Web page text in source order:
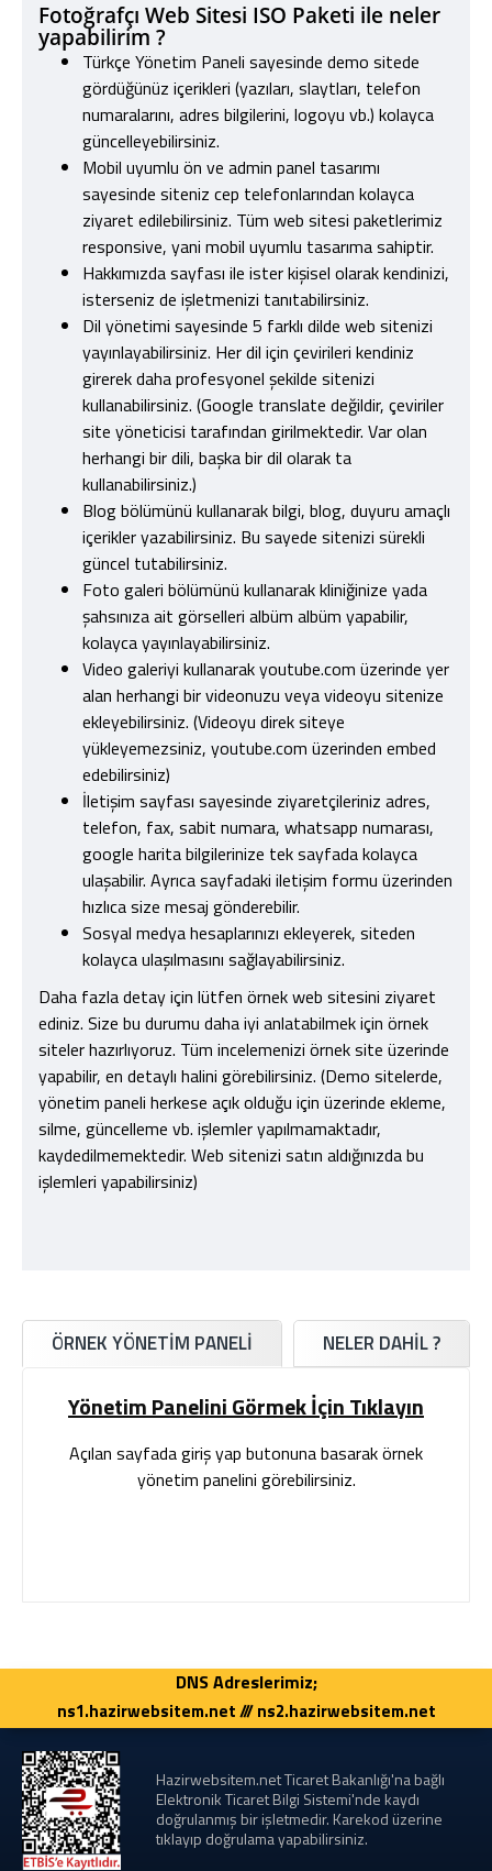
Fotoğrafçı Web Sitesi ISO Paketi ile neler
yapabilirim ?
Türkçe Yönetim Paneli sayesinde demo sitede
gördüğünüz içerikleri (yazıları, slaytları, telefon
numaralarını, adres bilgilerini, logoyu vb.) kolayca
güncelleyebilirsiniz.
Mobil uyumlu ön ve admin panel tasarımı
sayesinde siteniz cep telefonlarından kolayca
ziyaret edilebilirsiniz. Tüm web sitesi paketlerimiz
responsive, yani mobil uyumlu tasarıma sahiptir.
Hakkımızda sayfası ile ister kişisel olarak kendinizi,
isterseniz de işletmenizi tanıtabilirsiniz.
Dil yönetimi sayesinde 5 farklı dilde web sitenizi
yayınlayabilirsiniz. Her dil için çevirileri kendiniz
girerek daha profesyonel şekilde sitenizi
kullanabilirsiniz. (Google translate değildir, çeviriler
site yöneticisi tarafından girilmektedir. Var olan
herhangi bir dili, başka bir dil olarak ta
kullanabilirsiniz.)
Blog bölümünü kullanarak bilgi, blog, duyuru amaçlı
içerikler yazabilirsiniz. Bu sayede sitenizi sürekli
güncel tutabilirsiniz.
Foto galeri bölümünü kullanarak kliniğinize yada
şahsınıza ait görselleri albüm albüm yapabilir,
kolayca yayınlayabilirsiniz.
Video galeriyi kullanarak youtube.com üzerinde yer
alan herhangi bir videonuzu veya videoyu sitenize
ekleyebilirsiniz. (Videoyu direk siteye
yükleyemezsiniz, youtube.com üzerinden embed
edebilirsiniz)
İletişim sayfası sayesinde ziyaretçileriniz adres,
telefon, fax, sabit numara, whatsapp numarası,
google harita bilgilerinize tek sayfada kolayca
ulaşabilir. Ayrıca sayfadaki iletişim formu üzerinden
hızlıca size mesaj gönderebilir.
Sosyal medya hesaplarınızı ekleyerek, siteden
kolayca ulaşılmasını sağlayabilirsiniz.
Daha fazla detay için lütfen örnek web sitesini ziyaret
ediniz. Size bu durumu daha iyi anlatabilmek için örnek
siteler hazırlıyoruz. Tüm incelemenizi örnek site üzerinde
yapabilir, en detaylı halini görebilirsiniz. (Demo sitelerde,
yönetim paneli herkese açık olduğu için üzerinde ekleme,
silme, güncelleme vb. işlemler yapılmamaktadır,
kaydedilmemektedir. Web sitenizi satın aldığınızda bu
işlemleri yapabilirsiniz)
ÖRNEK YÖNETIM PANELI NELER DAHIL ?
Yönetim Panelini Görmek İçin Tıklayın
Açılan sayfada giriş yap butonuna basarak örnek
yönetim panelini görebilirsiniz.
DNS Adreslerimiz;
ns1.hazirwebsitem.net /// ns2.hazirwebsitem.net
Hazirwebsitem.net Ticaret Bakanlığı'na bağlı
Elektronik Ticaret Bilgi Sistemi'nde kaydı
doğrulanmış bir işletmedir. Karekod üzerine
tıklayıp doğrulama yapabilirsiniz.